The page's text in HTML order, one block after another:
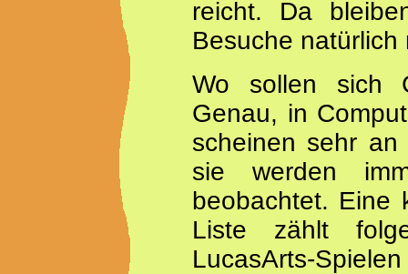
reicht. Da
Besuche natürlich
Wo sollen sich
Genau, in
scheinen sehr
sie werden
beobachtet. Eine
Liste zählt
LucasArts-